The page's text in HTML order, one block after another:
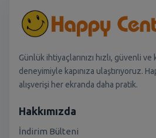
Günlük ihtiyaçlarınızı hızlı, güvenli ve
deneyimiyle kapınıza ulaştırıyoruz.
alışverişi her ekranda daha pratik.
Hakkımızda
İndirim Bülteni